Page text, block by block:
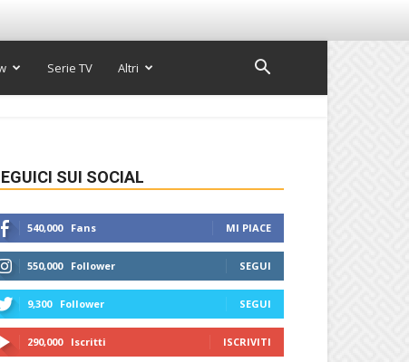
Serie TV Altri
SUI SOCIAL
540,000 Fans MI PIACE
550,000 Follower SEGUI
9,300 Follower SEGUI
290,000 Iscritti ISCRIVITI